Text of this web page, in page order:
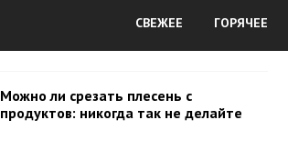
СВЕЖЕЕ ГОРЯЧЕЕ
Можно ли срезать плесень с
продуктов: никогда так не делайте